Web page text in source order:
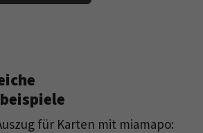
für Karten mit miamapo: